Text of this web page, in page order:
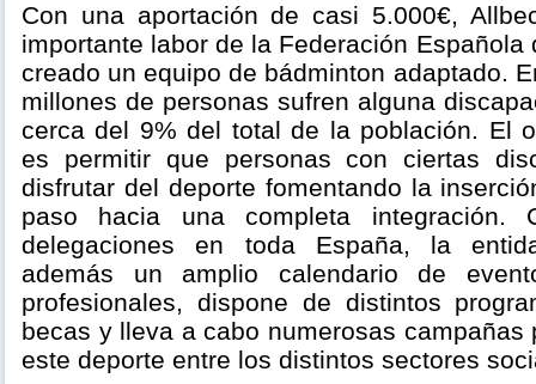
Con una aportación de casi 5.000€,
importante labor de la Federación Española
creado un equipo de bádminton adaptado.
millones de personas sufren alguna
cerca del 9% del total de la población. El
es permitir que personas con ciertas
disfrutar del deporte fomentando la
paso hacia una completa integración.
delegaciones en toda España, la
además un amplio calendario de
profesionales, dispone de distintos
becas y lleva a cabo numerosas campañas
este deporte entre los distintos sectores